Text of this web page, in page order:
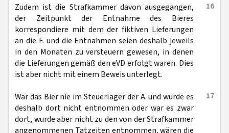
16
Zudem ist die Strafkammer davon ausgegangen,
der Zeitpunkt der Entnahme des Bieres
korrespondiere mit dem der fiktiven Lieferungen
an die F. und die Entnahmen seien deshalb jeweils
in den Monaten zu versteuern gewesen, in denen
die Lieferungen gemäß den eVD erfolgt waren. Dies
ist aber nicht mit einem Beweis unterlegt.
17
War das Bier nie im Steuerlager der A. und wurde es
deshalb dort nicht entnommen oder war es zwar
dort, wurde aber nicht zu den von der Strafkammer
angenommenen Tatzeiten entnommen, wären die